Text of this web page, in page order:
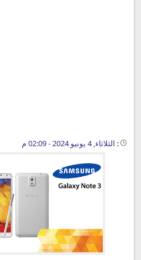
: الثلاثاء, 4 يونيو 2024 - 02:09 م